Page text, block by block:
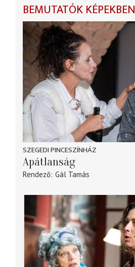
BEMUTATÓK KÉPEKBEN
SZEGEDI PINCESZÍNHÁZ
Apátlanság
Rendező Gál Tamás